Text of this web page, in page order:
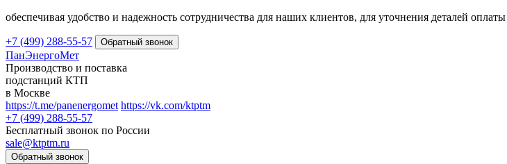
обеспечивая удобство и надежность сотрудничества для наших клиентов, для уточнения деталей
+7 (499) 288-55-57
ПанЭнергоМет
Производство и поставка
подстанций КТП
в Москве
https://t.me/panenergomet https://vk.com/ktptm
+7 (499) 288-55-57
Бесплатный звонок по России
sale@ktptm.ru